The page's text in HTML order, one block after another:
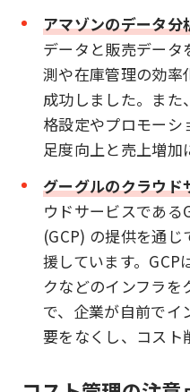
アマゾンのデータ分
データと販売データ
測や在庫管理の効率
成功しました。ま
格設定やプロモーシ
足度向上と売上増加
グーグルのクラウド
ウドサービスであ
(GCP) の提供を通
援しています。GCP
クなどのインフラを
で、企業が自前でイ
要をなくし、コスト